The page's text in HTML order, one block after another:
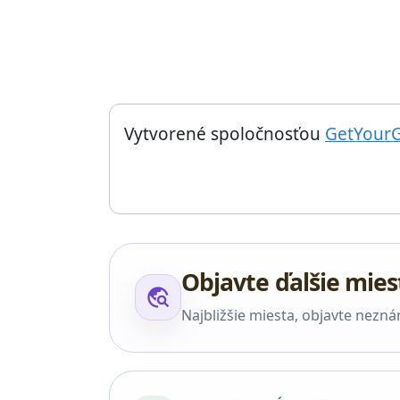
Things to do near Modhera: Slnečný chrám,
Vytvorené spoločnosťou
travel_explore Objavte ďalšie
Najbližšie miesta, objavte